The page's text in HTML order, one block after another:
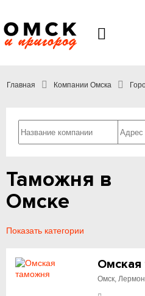
Главная Компании Омска
Таможня в
Омске
Показать категории
Омская
Омск,